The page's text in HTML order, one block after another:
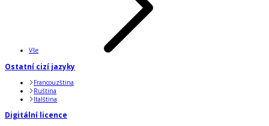
Vše
Ostatní cizí jazyky
Francouzština
Ruština
Italština
Digitální licence